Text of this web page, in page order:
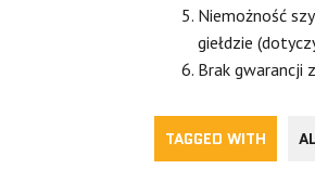
Niemożność
giełdzie
Brak gwarancji
TAGGED WITH